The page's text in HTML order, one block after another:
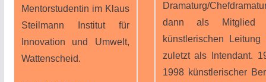
Mentorstudentin im Klaus
Steilmann Institut für
Innovation und Umwelt,
Wattenscheid.
Dramaturg/
dann als Mitglied
künstlerischen Leitung
zuletzt als Intendant.
1998 künstlerischer